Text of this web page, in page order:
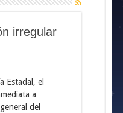
irregular
Estadal, el
a
del